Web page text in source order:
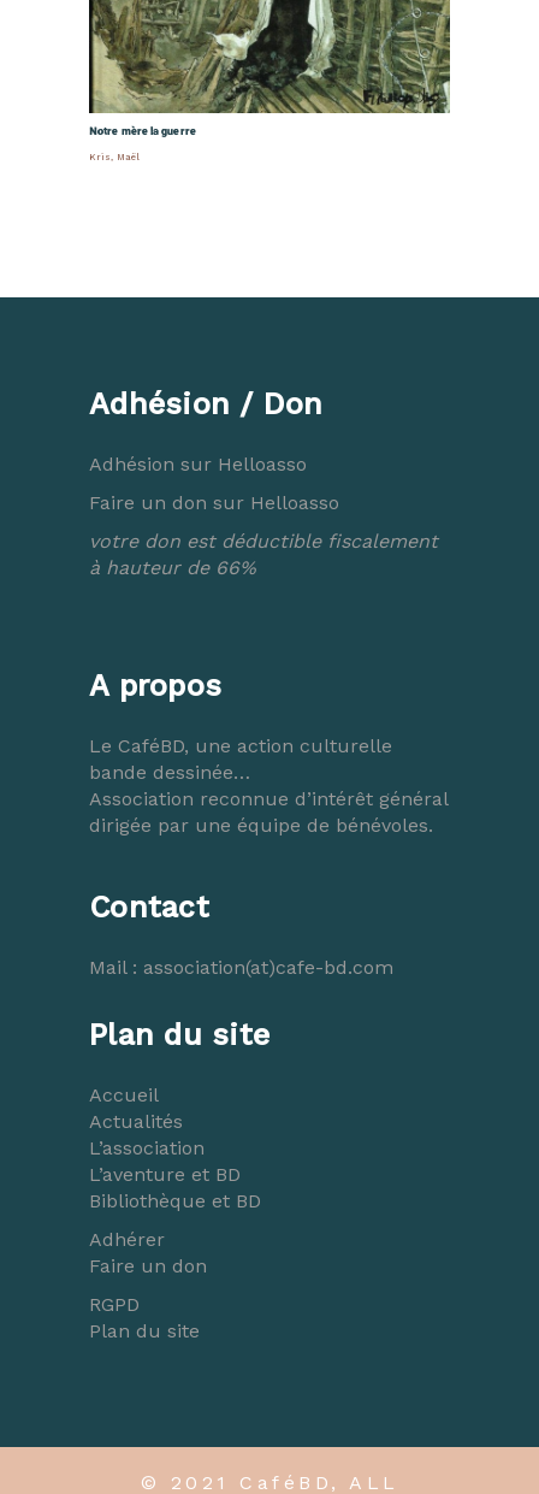
Notre mère la guerre
Kris, Maël
Adhésion / Don
Adhésion sur Helloasso
Faire un don sur Helloasso
votre don est déductible fiscalement
à hauteur de 66%
A propos
Le CaféBD, une action culturelle
bande dessinée…
Association reconnue d’intérêt général
dirigée par une équipe de bénévoles.
Contact
Mail : association(at)cafe-bd.com
Plan du site
Accueil
Actualités
L’association
L’aventure et BD
Bibliothèque et BD
Adhérer
Faire un don
RGPD
Plan du site
© 2021 CaféBD, ALL